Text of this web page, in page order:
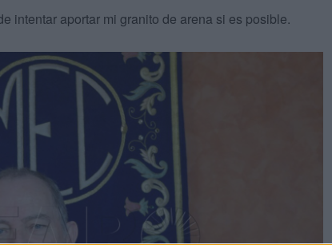
intentar aportar mi granito de arena si es posible.